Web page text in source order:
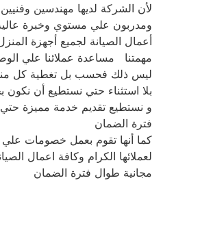
لأن الشركة لديها مهندسين
ومدربون علي مستوي وخبرة
أعمال الصيانة لجميع أجهزة
مهمتنا مساعدة عملائنا علي
ليس ذلك فحسب بل تغطية كل
بلا استثناء حتي نستطيع أن نكون
و نستطيع تقديم خدمة مميزة حتي
فترة الضمان
كما أنها تقوم بعمل خصومات علي
لعملائها الكرام وكافة اعمال
مجانية طوال فترة الضمان